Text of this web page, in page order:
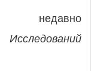
недавно